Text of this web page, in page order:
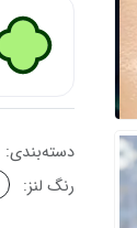
مشکی
لیناریا
عدد
دسته‌بندی:
رنگ لنز: